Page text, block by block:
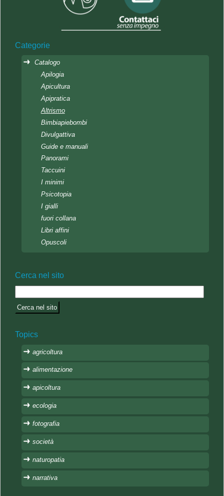
Categorie
Catalogo
Apilogia
Apicultura
Apipratica
Altrismo
Bimbiapiebombi
Divulgattiva
Guide e manuali
Panorami
Taccuini
I minimi
Psicotopia
I gialli
fuori collana
Libri affini
Opuscoli
Cerca nel sito
Topics
agricoltura
alimentazione
apicoltura
ecologia
fotografia
società
naturopatia
narrativa